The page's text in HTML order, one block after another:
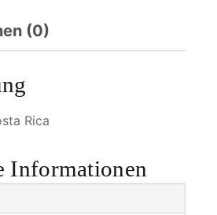
(0)
Rica
Informationen